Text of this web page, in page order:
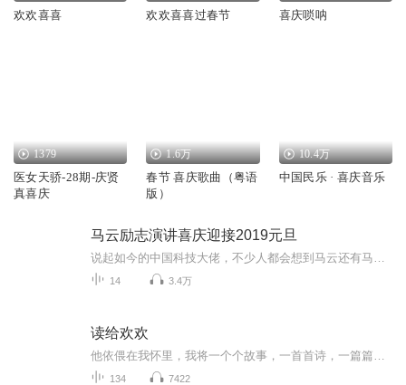
欢欢喜喜 欢欢喜喜过春节 喜庆唢呐
1379
医女天骄-28期-庆贤
真喜庆
1.6万
春节 喜庆歌曲（粤语
版）
10.4万
中国民乐 · 喜庆音乐
马云励志演讲喜庆迎接2019元旦
14 3.4万
读给欢欢
134 7422